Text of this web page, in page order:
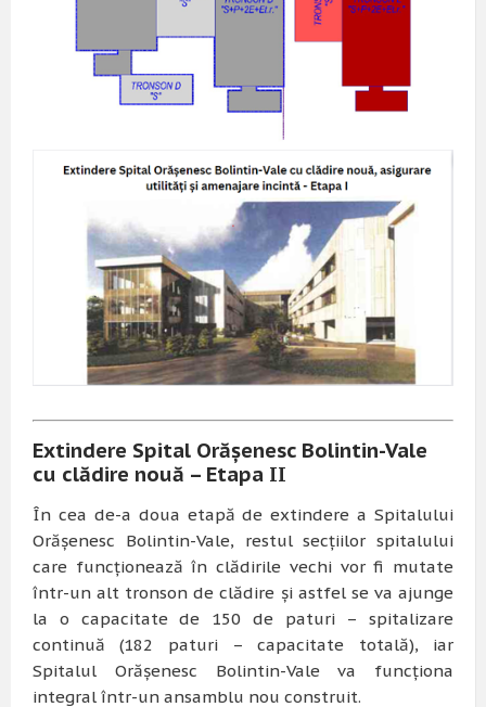
Extindere Spital Orășenesc Bolintin-Vale
cu clădire nouă – Etapa II
În cea de-a doua etapă de extindere a Spitalului
Orășenesc Bolintin-Vale, restul secțiilor spitalului
care funcționează în clădirile vechi vor fi mutate
într-un alt tronson de clădire și astfel se va ajunge
la o capacitate de 150 de paturi – spitalizare
continuă (182 paturi – capacitate totală), iar
Spitalul Orășenesc Bolintin-Vale va funcționa
integral într-un ansamblu nou construit.